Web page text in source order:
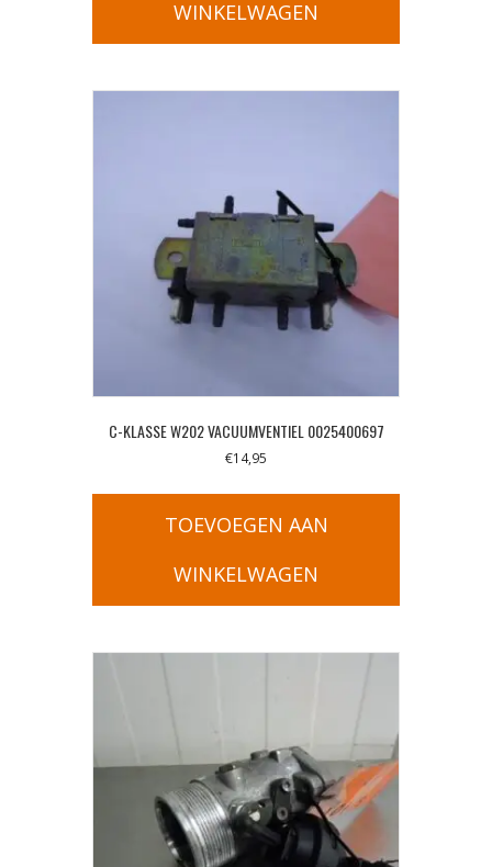
WINKELWAGEN
C-KLASSE W202 VACUUMVENTIEL 0025400697
€14,95
TOEVOEGEN AAN
WINKELWAGEN